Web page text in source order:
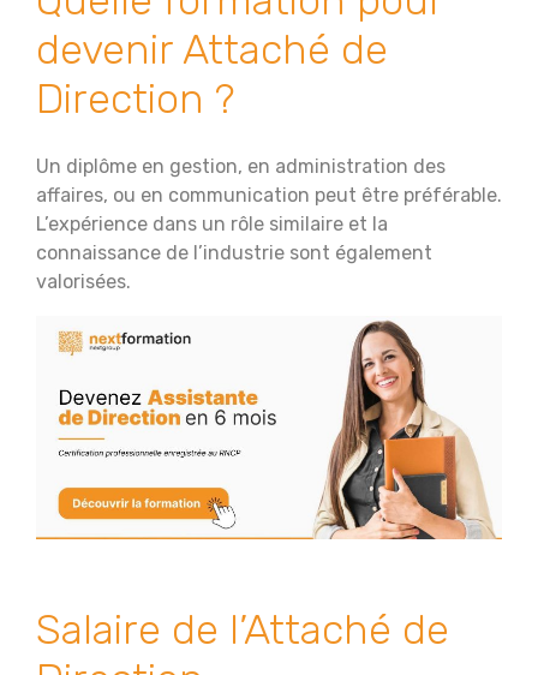
devenir Attaché de
Direction ?
Un diplôme en gestion, en administration des
affaires, ou en communication peut être préférable.
L’expérience dans un rôle similaire et la
connaissance de l’industrie sont également
valorisées.
Salaire de l’Attaché de